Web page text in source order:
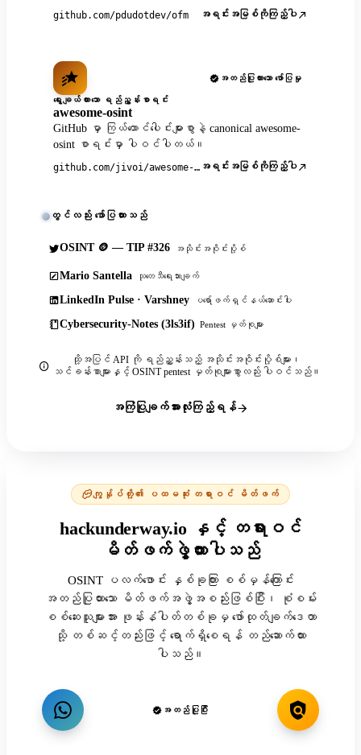
github.com/pdudotdev/ofm အရင်းအမြစ်ကိုကြည့်ပါ
အတည်ပြုထားသော ဖော်ပြမှု
ရွေးချယ်ထားသော ရည်ညွှန်းစာရင်း
awesome-osint
GitHub မှာ ကြယ်ထောင်ပေါင်းများစွာနဲ့ canonical awesome-
osint စာရင်းမှာ ပါဝင်ပါတယ်။
github.com/jivoi/awesome-osint အရင်းအမြစ်ကိုကြည့်ပါ
တွင်လည်း ဖော်ပြထားသည်
OSINT 🪙 — TIP #326 အသိုင်းအဝိုင်းပို့စ်
Mario Santella သုတေသီရေးသားချက်
LinkedIn Pulse · Varshney ပရော်ဖက်ရှင်နယ်ဆောင်းပါး
Cybersecurity-Notes (3ls3if) Pentest မှတ်စုများ
ထို့အပြင် API ကို ရည်ညွှန်းသည့် အသိုင်းအဝိုင်းပို့စ်များ၊
သင်ခန်းစာများနှင့် OSINT pentest မှတ်စုများစွာလည်း ပါဝင်သည်။
အကြံပြုချက်အားလုံးကြည့်ရန်
ကျွန်ုပ်တို့၏ ပထမဆုံး တရားဝင် မိတ်ဖက်
hackunderway.io နှင့် တရားဝင်
မိတ်ဖက်ဖွဲ့ထားပါသည်
OSINT ပလက်ဖောင်း နှစ်ခုကြား စစ်မှန်ကြောင်း
အတည်ပြုထားသော မိတ်ဖက်အဖွဲ့အစည်းဖြစ်ပြီး၊ စုံစမ်း
စစ်ဆေးသူများအား ဖုန်းနံပါတ်တစ်ခုမှ ဖော်ထုတ်ချက်ဒေတာ
သို့ တစ်ဆင့်တည်းဖြင့် ရောက်ရှိစေရန် တည်ဆောက်ထား
ပါသည်။
အတည်ပြုပြီး